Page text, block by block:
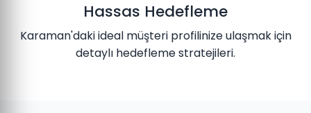
Hassas Hedefleme
Karaman'daki ideal müşteri profilinize ulaşmak için
detaylı hedefleme stratejileri.